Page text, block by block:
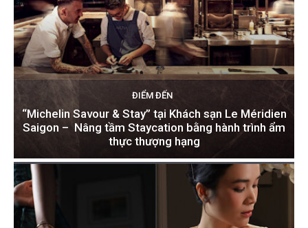
ĐIỂM ĐẾN
“Michelin Savour & Stay” tại Khách sạn Le Méridien
Saigon – Nâng tầm Staycation bằng hành trình ẩm
thực thượng hạng